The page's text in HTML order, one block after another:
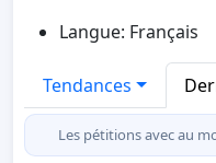
Langue: Français
Tendances
Les pétitions avec au